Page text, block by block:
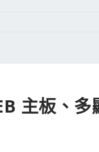
主板、多